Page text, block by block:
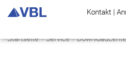
Kontakt |
Startseite Service